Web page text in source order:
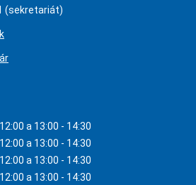
(sekretariát)
a 13:00 - 14:30
a 13:00 - 14:30
a 13:00 - 14:30
a 13:00 - 14:30